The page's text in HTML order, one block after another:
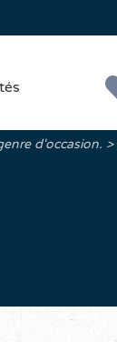
d'occasion.